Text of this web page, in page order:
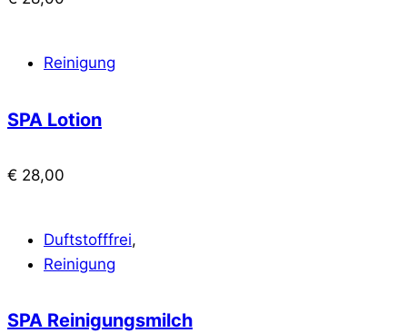
Reinigung
SPA Lotion
€ 28,00
Duftstofffrei,
Reinigung
SPA Reinigungsmilch